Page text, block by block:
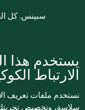
© 2020-2026
يستخدم هذا
الارتباط
نستخدم ملفات تعريف
سلاسة، وتخصيص